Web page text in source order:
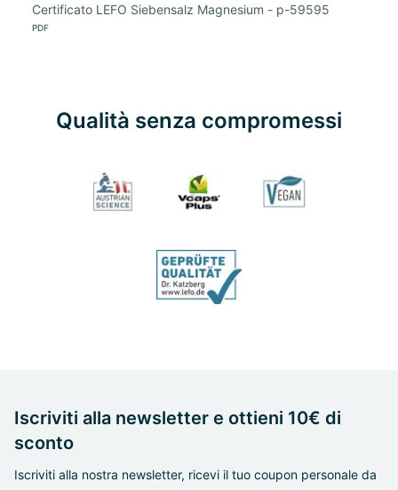
Certificato LEFO Siebensalz Magnesium - p-59595
PDF
Qualità senza compromessi
Iscriviti alla newsletter e ottieni 10€ di
sconto
Iscriviti alla nostra newsletter, ricevi il tuo coupon personale da